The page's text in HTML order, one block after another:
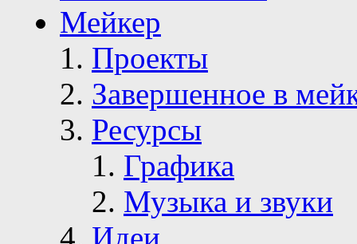
Мейкер
Проекты
Завершенное в
Ресурсы
Графика
Музыка и звуки
Идеи